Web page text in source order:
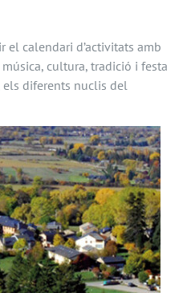
el calendari d’activitats amb
cultura, tradició i festa
els diferents nuclis del